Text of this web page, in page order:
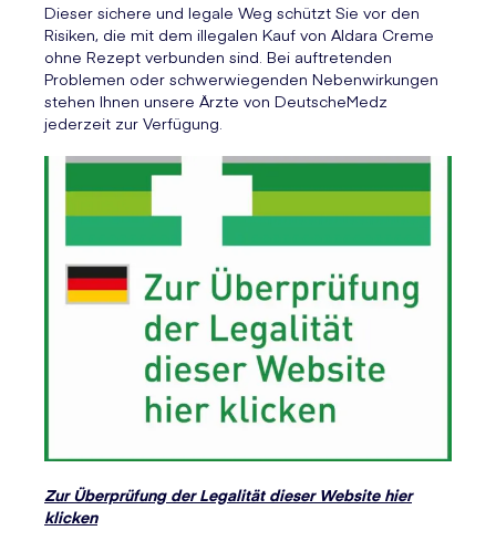
Dieser sichere und legale Weg schützt Sie vor den
Risiken, die mit dem illegalen Kauf von Aldara Creme
ohne Rezept verbunden sind. Bei auftretenden
Problemen oder schwerwiegenden Nebenwirkungen
stehen Ihnen unsere Ärzte von DeutscheMedz
jederzeit zur Verfügung.
Zur Überprüfung der Legalität dieser Website hier
klicken